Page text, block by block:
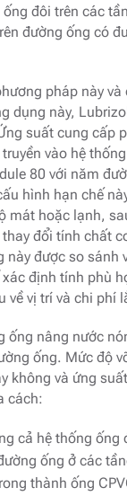
đôi trên các
đường ống có
pháp này
dụng này,
suất cung cấp
vào hệ
80 với năm
hình hạn chế
mát hoặc lạnh,
đổi tính chất
này được so sánh
định tính phù
về vị trí và chi phí
ống nâng nước
ống. Mức độ
không và ứng
cách:
cả hệ thống
ống ở các
thành ống